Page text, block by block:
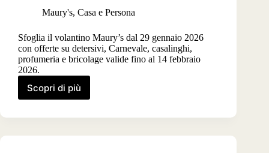
Maury's, Casa e Persona
Sfoglia il volantino Maury’s dal 29 gennaio 2026
con offerte su detersivi, Carnevale, casalinghi,
profumeria e bricolage valide fino al 14 febbraio
2026.
Scopri di più
Volantino
dal
gennaio